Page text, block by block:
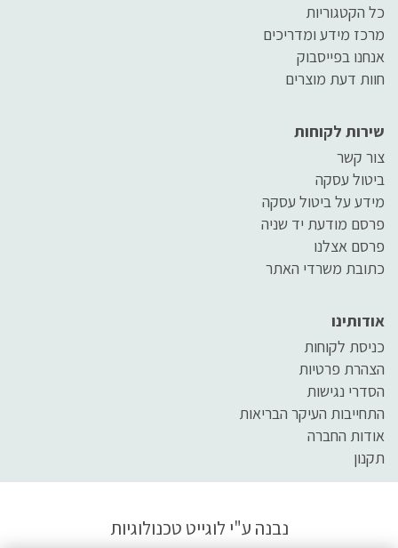
כל הקטגוריות
מרכז מידע ומדריכים
אנחנו בפייסבוק
חוות דעת מוצרים
שירות לקוחות
צור קשר
ביטול עסקה
מידע על ביטול עסקה
פרסם מודעת יד שניה
פרסם אצלנו
כתובת משרדי האתר
אודותינו
כניסת לקוחות
הצהרת פרטיות
הסדרי נגישות
התחייבות העיקר הבריאות
אודות החברה
תקנון
נבנה ע"י לוגייט טכנולוגיות